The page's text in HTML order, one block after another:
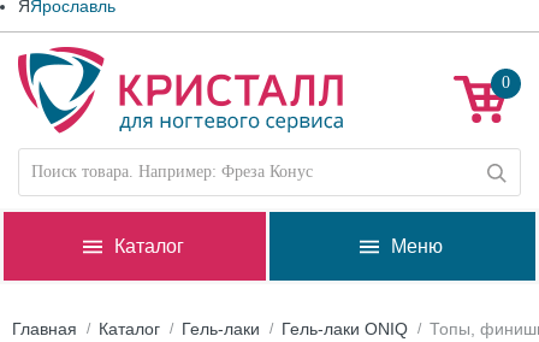
ЯЯрославль
0
Каталог Меню
Главная Каталог Гель-лаки Гель-лаки ONIQ Топы,